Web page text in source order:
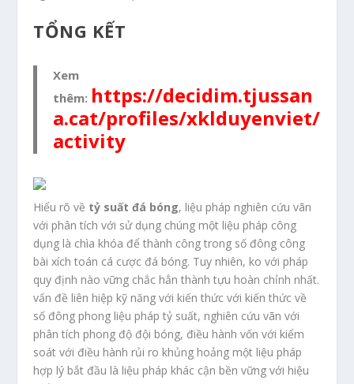
TỔNG KẾT
Xem
thêm: https://decidim.tjussan
a.cat/profiles/xklduyenviet/
activity
Hiểu rõ về tỷ suất đá bóng, liệu pháp nghiên cứu vãn
với phân tích với sử dụng chúng một liệu pháp công
dụng là chìa khóa để thành công trong số đông công
bài xích toán cá cược đá bóng. Tuy nhiên, ko với pháp
quy định nào vững chắc hẳn thành tựu hoàn chỉnh nhất.
vấn đề liên hiệp kỹ năng với kiến thức với kiến thức về
số đông phong liệu pháp tỷ suất, nghiên cứu vãn với
phân tích phong độ đội bóng, điều hành vốn với kiểm
soát với điều hành rủi ro khủng hoảng một liệu pháp
hợp lý bắt đầu là liệu pháp khác cận bền vững với hiệu